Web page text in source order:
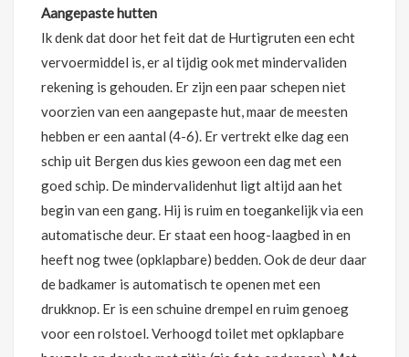
Aangepaste hutten
Ik denk dat door het feit dat de Hurtigruten een echt
vervoermiddel is, er al tijdig ook met mindervaliden
rekening is gehouden. Er zijn een paar schepen niet
voorzien van een aangepaste hut, maar de meesten
hebben er een aantal (4-6). Er vertrekt elke dag een
schip uit Bergen dus kies gewoon een dag met een
goed schip. De mindervalidenhut ligt altijd aan het
begin van een gang. Hij is ruim en toegankelijk via een
automatische deur. Er staat een hoog-laagbed in en
heeft nog twee (opklapbare) bedden. Ook de deur daar
de badkamer is automatisch te openen met een
drukknop. Er is een schuine drempel en ruim genoeg
voor een rolstoel. Verhoogd toilet met opklapbare